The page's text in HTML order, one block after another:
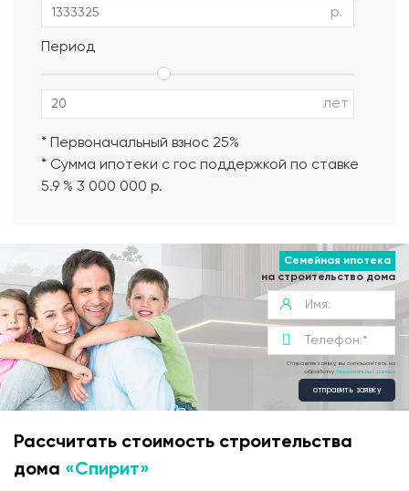
Альбом АР, КР, ИР
р.
Период
лет
* Первоначальный взнос 25%
* Сумма ипотеки с гос поддержкой по ставке
5.9 % 3 000 000 р.
Семейная ипотека
на строительство дома
Отправляя заявку, вы соглашаетесь на
обработку персональных данных
отправить заявку
Рассчитать стоимость строительства
дома «Спирит»